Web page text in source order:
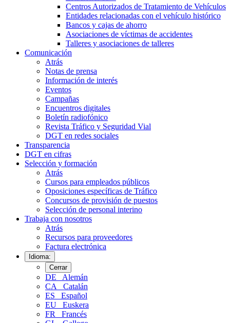
Centros Autorizados de Tratamiento de Vehículos
Entidades relacionadas con el vehículo histórico
Bancos y cajas de ahorro
Asociaciones de víctimas de accidentes
Talleres y asociaciones de talleres
Comunicación
Atrás
Notas de prensa
Información de interés
Eventos
Campañas
Encuentros digitales
Boletín radiofónico
Revista Tráfico y Seguridad Vial
DGT en redes sociales
Transparencia
DGT en cifras
Selección y formación
Atrás
Cursos para empleados públicos
Oposiciones específicas de Tráfico
Concursos de provisión de puestos
Selección de personal interino
Trabaja con nosotros
Atrás
Recursos para proveedores
Factura electrónica
Idioma:
Cerrar
DE
Alemán
CA
Catalán
ES
Español
EU
Euskera
FR
Francés